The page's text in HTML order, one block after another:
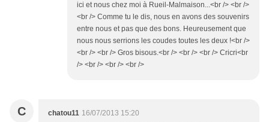
ici et nous chez moi à Rueil-Malmaison...<br /> <br />
<br /> Comme tu le dis, nous en avons des souvenirs
entre nous et pas que des bons. Heureusement que
nous nous serrions les coudes toutes les deux !<br />
<br /> <br /> Gros bisous.<br /> <br /> <br /> Cricri<br
/> <br /> <br /> <br />
C chatou11 16/07/2013 15:20